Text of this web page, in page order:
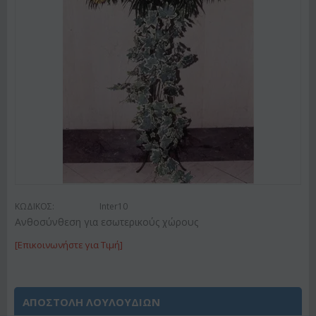
ΚΩΔΙΚΟΣ: Inter10
Ανθοσύνθεση για εσωτερικούς χώρους
[Επικοινωνήστε για Τιμή]
ΑΠΟΣΤΟΛΗ ΛΟΥΛΟΥΔΙΩΝ